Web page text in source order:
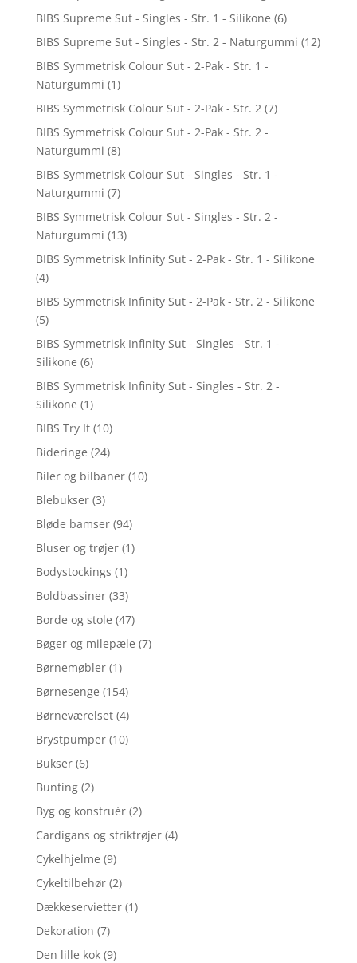
BIBS Supreme Sut - Singles - Str. 1 - Silikone (6)
BIBS Supreme Sut - Singles - Str. 2 - Naturgummi (12)
BIBS Symmetrisk Colour Sut - 2-Pak - Str. 1 -
Naturgummi (1)
BIBS Symmetrisk Colour Sut - 2-Pak - Str. 2 (7)
BIBS Symmetrisk Colour Sut - 2-Pak - Str. 2 -
Naturgummi (8)
BIBS Symmetrisk Colour Sut - Singles - Str. 1 -
Naturgummi (7)
BIBS Symmetrisk Colour Sut - Singles - Str. 2 -
Naturgummi (13)
BIBS Symmetrisk Infinity Sut - 2-Pak - Str. 1 - Silikone
(4)
BIBS Symmetrisk Infinity Sut - 2-Pak - Str. 2 - Silikone
(5)
BIBS Symmetrisk Infinity Sut - Singles - Str. 1 -
Silikone (6)
BIBS Symmetrisk Infinity Sut - Singles - Str. 2 -
Silikone (1)
BIBS Try It (10)
Bideringe (24)
Biler og bilbaner (10)
Blebukser (3)
Bløde bamser (94)
Bluser og trøjer (1)
Bodystockings (1)
Boldbassiner (33)
Borde og stole (47)
Bøger og milepæle (7)
Børnemøbler (1)
Børnesenge (154)
Børneværelset (4)
Brystpumper (10)
Bukser (6)
Bunting (2)
Byg og konstruér (2)
Cardigans og striktrøjer (4)
Cykelhjelme (9)
Cykeltilbehør (2)
Dækkeservietter (1)
Dekoration (7)
Den lille kok (9)